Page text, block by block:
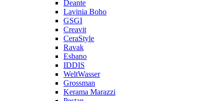
Deante
Lavinia Boho
GSGI
Creavit
CeraStyle
Ravak
Esbano
IDDIS
WeltWasser
Grossman
Kerama Marazzi